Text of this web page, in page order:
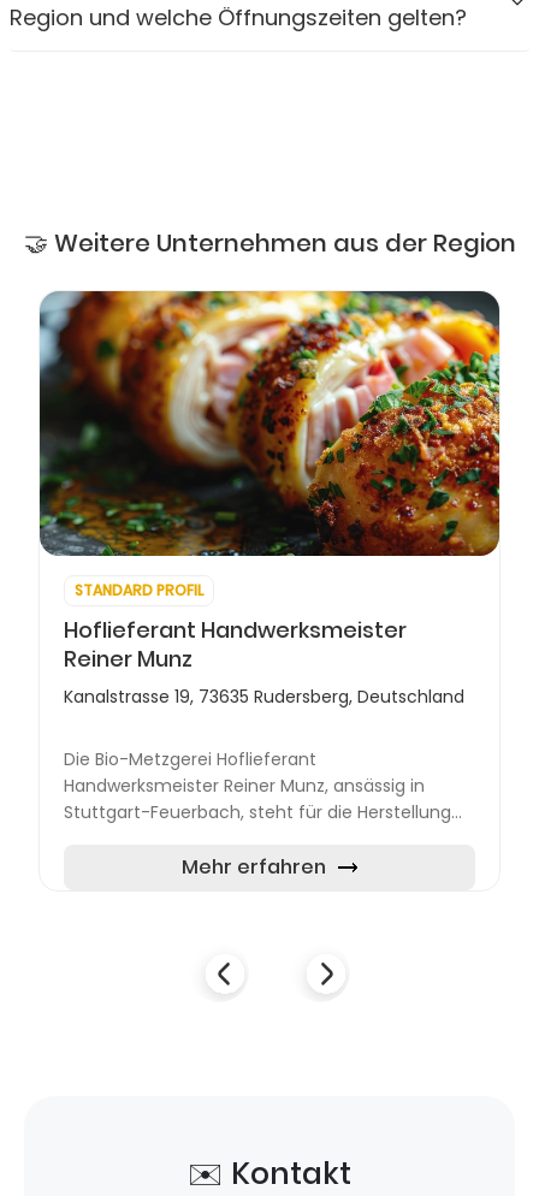
Region und welche Öffnungszeiten gelten?
🤝 Weitere Unternehmen aus der Region
STANDARD PROFIL
Hoflieferant Handwerksmeister
Reiner Munz
Kanalstrasse 19, 73635 Rudersberg, Deutschland
Die Bio-Metzgerei Hoflieferant
Handwerksmeister Reiner Munz, ansässig in
Stuttgart-Feuerbach, steht für die Herstellung
Wurstwaren auf höchstem Niveau. Dabei legt...
Mehr erfahren
✉️ Kontakt